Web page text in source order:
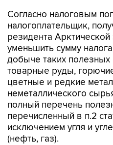
Согласно налоговым
налогоплательщик,
резидента
уменьшить сумму
добыче таких
товарные руды,
цветные и редкие
неметаллического
полный перечень
перечисленный в п.2
исключением угля и
(нефть, газ).